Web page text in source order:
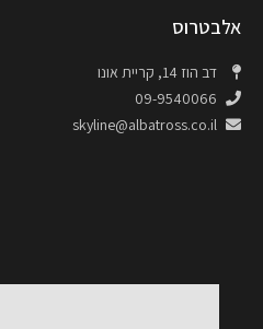
אלבטרוס
דב הוז 14, קריית אונו
09-9540066
skyline@albatross.co.il